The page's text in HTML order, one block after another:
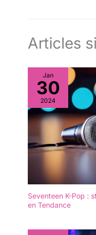
Articles
Jan
30
2024
Seventeen K-Pop :
en Tendance